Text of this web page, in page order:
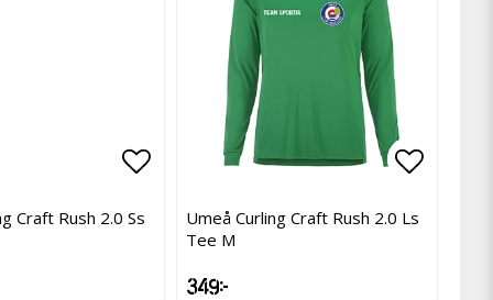
Lägg till i favoritlistan
Lägg till i favoritlistan
Craft Rush 2.0 Ss
Lägg
Lägg
Umeå Curling Craft Rush 2.0 Ls
Tee M
349 kr